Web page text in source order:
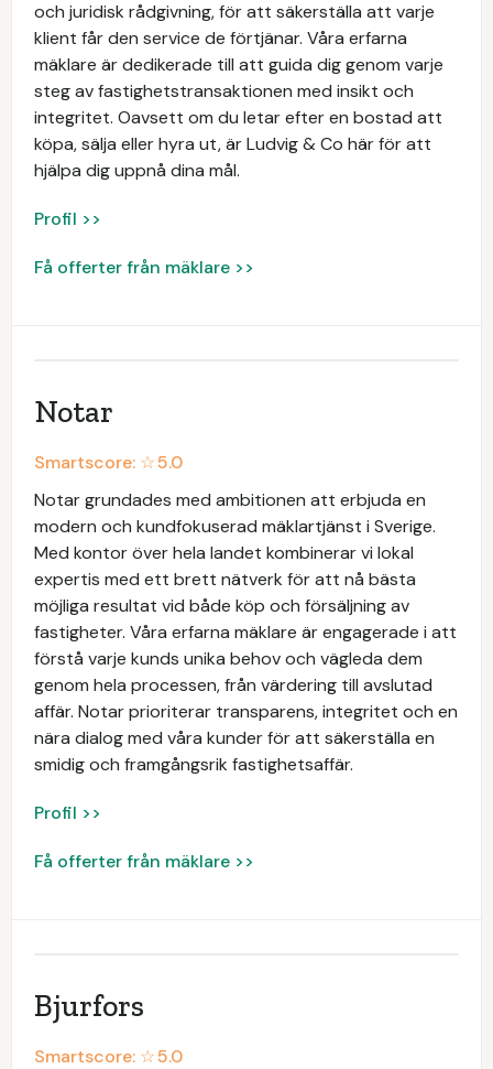
och juridisk rådgivning, för att säkerställa att varje
klient får den service de förtjänar. Våra erfarna
mäklare är dedikerade till att guida dig genom varje
steg av fastighetstransaktionen med insikt och
integritet. Oavsett om du letar efter en bostad att
köpa, sälja eller hyra ut, är Ludvig & Co här för att
hjälpa dig uppnå dina mål.
Profil >>
Få offerter från mäklare >>
Notar
Smartscore: ☆5.0
Notar grundades med ambitionen att erbjuda en
modern och kundfokuserad mäklartjänst i Sverige.
Med kontor över hela landet kombinerar vi lokal
expertis med ett brett nätverk för att nå bästa
möjliga resultat vid både köp och försäljning av
fastigheter. Våra erfarna mäklare är engagerade i att
förstå varje kunds unika behov och vägleda dem
genom hela processen, från värdering till avslutad
affär. Notar prioriterar transparens, integritet och en
nära dialog med våra kunder för att säkerställa en
smidig och framgångsrik fastighetsaffär.
Profil >>
Få offerter från mäklare >>
Bjurfors
Smartscore: ☆5.0